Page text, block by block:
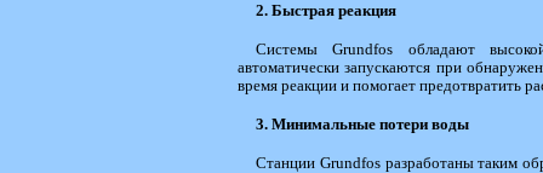
2. Быстрая реакция
Системы Grundfos обладают
автоматически запускаются при
время реакции и помогает предотвратить
3. Минимальные потери воды
Станции Grundfos разработаны таким